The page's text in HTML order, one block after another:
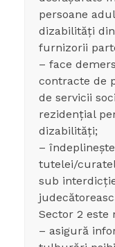
persoane
dizabilități
furnizorii
– face
contracte de
de servicii
rezidențial
dizabilități;
–
tutelei/
sub
Sector 2
– asigură